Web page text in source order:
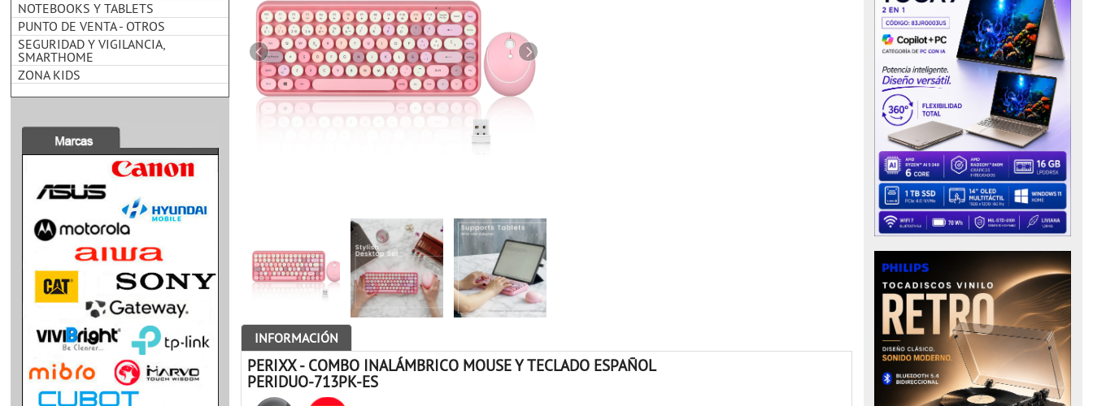
NOTEBOOKS Y TABLETS
PUNTO DE VENTA - OTROS
SEGURIDAD Y VIGILANCIA,
SMARTHOME
ZONA KIDS
INFORMACIÓN
PERIXX - COMBO INALÁMBRICO MOUSE Y TECLADO ESPAÑOL
PERIDUO-713PK-ES